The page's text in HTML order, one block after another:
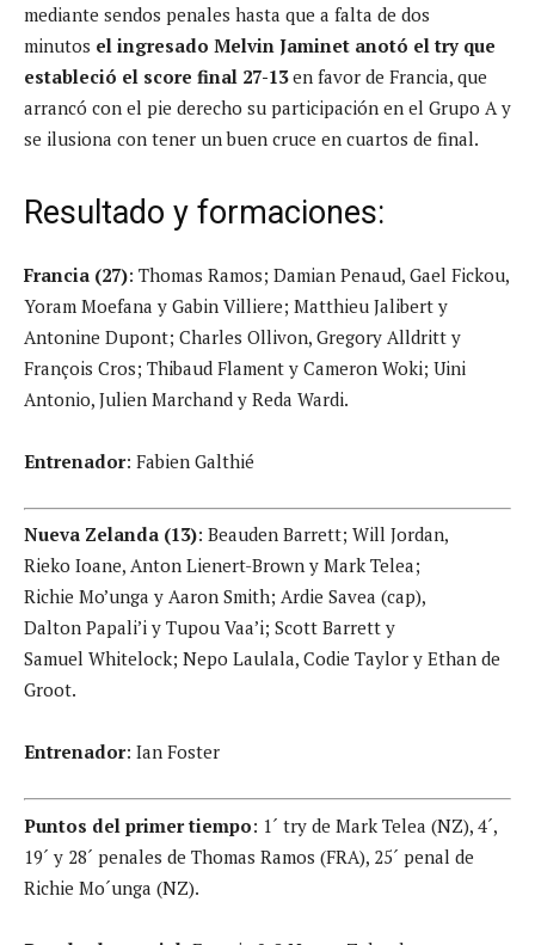
mediante sendos penales hasta que a falta de dos
minutos el ingresado Melvin Jaminet anotó el try que
estableció el score final 27-13en favor de Francia, que
arrancó con el pie derecho su participación en el Grupo A y
se ilusiona con tener un buen cruce en cuartos de final.
Resultado y formaciones:
Francia (27): Thomas Ramos; Damian Penaud, Gael Fickou,
Yoram Moefana y Gabin Villiere; Matthieu Jalibert y
Antonine Dupont; Charles Ollivon, Gregory Alldritt y
François Cros; Thibaud Flament y Cameron Woki; Uini
Antonio, Julien Marchand y Reda Wardi.
Entrenador: Fabien Galthié
Nueva Zelanda (13): Beauden Barrett; Will Jordan,
Rieko Ioane, Anton Lienert-Brown y Mark Telea;
Richie Mo’unga y Aaron Smith; Ardie Savea (cap),
Dalton Papali’i y Tupou Vaa’i; Scott Barrett y
Samuel Whitelock; Nepo Laulala, Codie Taylor y Ethan de
Groot.
Entrenador: Ian Foster
Puntos del primer tiempo: 1´ try de Mark Telea (NZ), 4´,
19´ y 28´ penales de Thomas Ramos (FRA), 25´ penal de
Richie Mo´unga (NZ).